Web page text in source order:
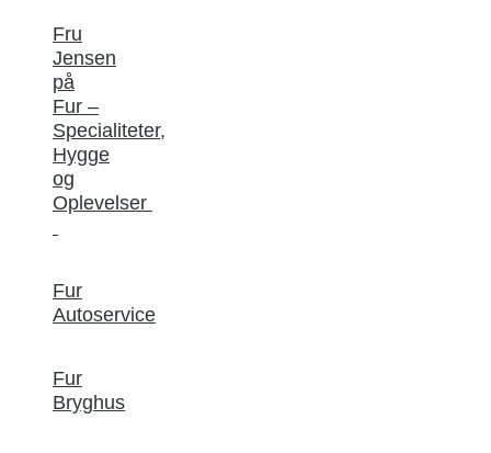
Fru
Jensen
på
Fur –
Specialiteter,
Hygge
og
Oplevelser
Fur
Autoservice
Fur
Bryghus